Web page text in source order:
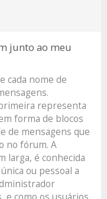
junto ao meu
cada nome de
representa
forma de blocos
de mensagens que
no fórum. A
larga, é conhecida
ou pessoal a